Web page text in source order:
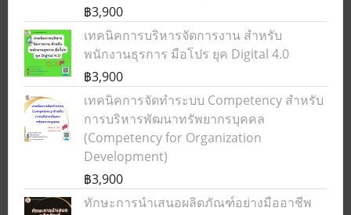
฿3,900
เทคนิคการบริหารจัดการงาน สำหรับ
พนักงานธุรการ มือโปร ยุค Digital 4.0
฿3,900
เทคนิคการจัดทำระบบ Competency สำหรับ
การบริหารพัฒนาทรัพยากรบุคคล
(Competency for Organization
Development)
฿3,900
ทักษะการนำเสนอผลิตภัณฑ์อย่างมืออาชีพ